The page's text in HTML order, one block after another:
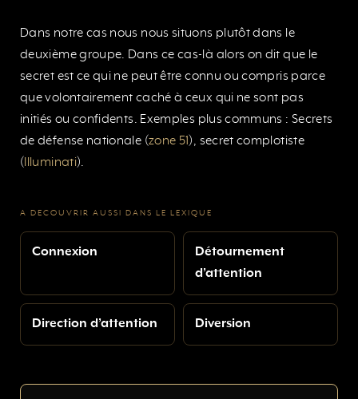
Dans notre cas nous nous situons plutôt dans le
deuxième groupe. Dans ce cas-là alors on dit que le
secret est ce qui ne peut être connu ou compris parce
que volontairement caché à ceux qui ne sont pas
initiés ou confidents. Exemples plus communs : Secrets
de défense nationale (zone 51), secret complotiste
(Illuminati).
A DECOUVRIR AUSSI DANS LE LEXIQUE
Connexion
Détournement
d’attention
Direction d’attention Diversion